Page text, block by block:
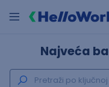
Najveća